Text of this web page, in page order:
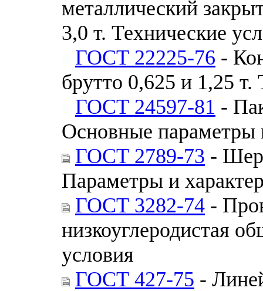
металлический
3,0 т. Технические
ГОСТ 22225-76 -
брутто 0,625 и 1,25 т.
ГОСТ 24597-81 -
Основные параметры
ГОСТ 2789-73 -
Параметры и
ГОСТ 3282-74 -
низкоуглеродистая
условия
ГОСТ 427-75 -